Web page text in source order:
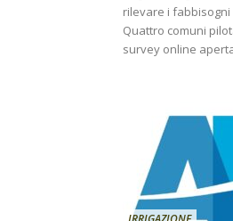
rilevare i
Quattro comuni
survey online